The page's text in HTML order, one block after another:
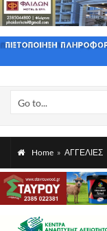
Go to...
Home » ΑΓΓΕΛΙΕΣ